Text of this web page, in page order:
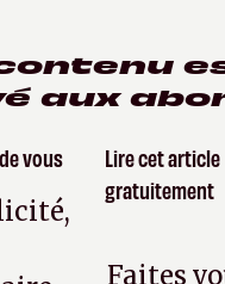
aux
vous
Lire cet article
gratuitement
Faites